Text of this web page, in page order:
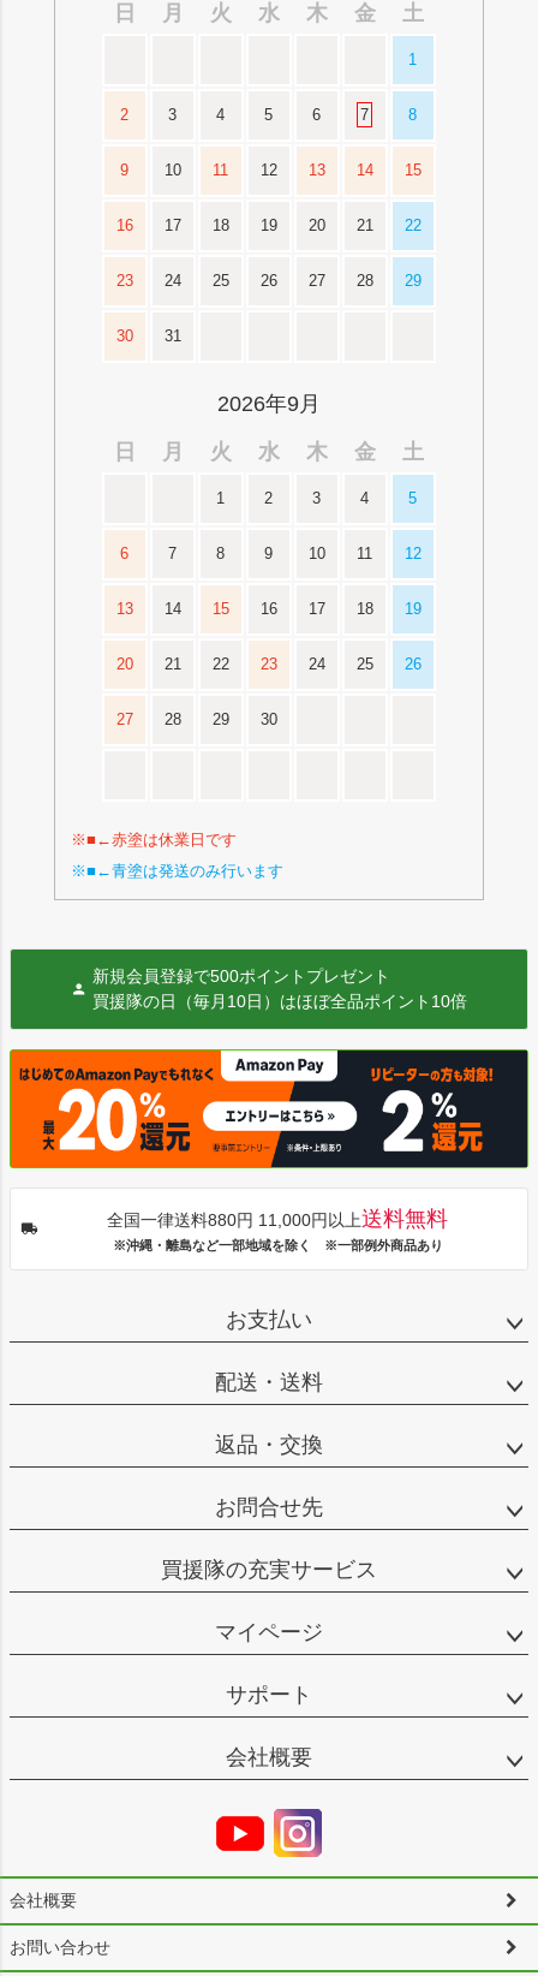
日
月 火 水 木 金 土
1
2 3 4 5 6 7 8
9 10 11 12 13 14 15
16 17 18 19 20 21 22
23 24 25 26 27 28 29
30 31
2026年9月
日
月 火 水 木 金 土
1 2 3 4 5
6 7 8 9 10 11 12
13 14 15 16 17 18 19
20 21 22 23 24 25 26
27 28 29 30
※■←赤塗は休業日です
※■←青塗は発送のみ行います
新規会員登録で500ポイントプレゼント
買援隊の日（毎月10日）はほぼ全品ポイント10倍
全国一律送料880円 11,000円以上送料無料
※沖縄・離島など一部地域を除く ※一部例外商品あり
お支払い
配送・送料
返品・交換
お問合せ先
買援隊の充実サービス
マイページ
サポート
会社概要
会社概要
お問い合わせ